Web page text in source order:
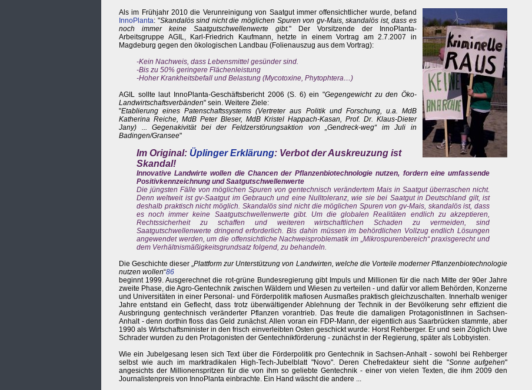
Als im Frühjahr 2010 die Verunreinigung von Saatgut immer offensichtlicher wurde, befand
InnoPlanta: "Skandalös sind nicht die möglichen Spuren von gv-Mais, skandalös ist, dass es
noch immer keine Saatgutschwellenwerte gibt." Der Vorsitzende der InnoPlanta-
Arbeitsgruppe AGIL, Karl-Friedrich Kaufmann, hetzte in einem Vortrag am 2.7.2007 in
Magdeburg gegen den ökologischen Landbau (Folienauszug aus dem Vortrag):
-Kein Nachweis, dass Lebensmittel gesünder sind.
-Bis zu 50% geringere Flächenleistung
-Hoher Krankheitsbefall und Belastung (Mycotoxine, Phytophtera…)
AGIL sollte laut InnoPlanta-Geschäftsbericht 2006 (S. 6) ein "Gegengewicht zu den Öko-
Landwirtschaftsverbänden" sein. Weitere Ziele:
"Etablierung eines Patenschaftssystems (Vertreter aus Politik und Forschung, u.a. MdB
Katherina Reiche, MdB Peter Bleser, MdB Kristel Happach-Kasan, Prof. Dr. Klaus-Dieter
Jany) ... Gegenakivität bei der Feldzerstörungsaktion von „Gendreck-weg“ im Juli in
Badingen/Gransee"
Im Original: Üplinger Erklärung: Verbot der Auskreuzung ist
Skandal!
Innovative Landwirte wollen die Chancen der Pflanzenbiotechnologie nutzen, fordern eine umfassende
Positivkennzeichnung und Saatgutschwellenwerte
Die jüngsten Fälle von möglichen Spuren von gentechnisch verändertem Mais in Saatgut überraschen nicht.
Denn weltweit ist gv-Saatgut im Gebrauch und eine Nulltoleranz, wie sie bei Saatgut in Deutschland gilt, ist
deshalb praktisch nicht möglich. Skandalös sind nicht die möglichen Spuren von gv-Mais, skandalös ist, dass
es noch immer keine Saatgutschwellenwerte gibt. Um die globalen Realitäten endlich zu akzeptieren,
Rechtssicherheit zu schaffen und weiteren wirtschaftlichen Schaden zu vermeiden, sind
Saatgutschwellenwerte dringend erforderlich. Bis dahin müssen im behördlichen Vollzug endlich Lösungen
angewendet werden, um die offensichtliche Nachweisproblematik im „Mikrospurenbereich“ praxisgerecht und
dem Verhältnismäßigkeitsgrundsatz folgend, zu behandeln.
Die Geschichte dieser „Plattform zur Unterstützung von Landwirten, welche die Vorteile moderner Pflanzenbiotechnologie
nutzen wollen“86
beginnt 1999. Ausgerechnet die rot-grüne Bundesregierung gibt Impuls und Millionen für die nach Mitte der 90er Jahre
zweite Phase, die Agro-Gentechnik zwischen Wäldern und Wiesen zu verteilen - und dafür vor allem Behörden, Konzerne
und Universitäten in einer Personal- und Förderpolitik mafiosen Ausmaßes praktisch gleichzuschalten. Innerhalb weniger
Jahre entstand ein Geflecht, dass trotz überwältigender Ablehnung der Technik in der Bevölkerung sehr effizient die
Ausbringung gentechnisch veränderter Pflanzen vorantrieb. Das freute die damaligen ProtagonistInnen in Sachsen-
Anhalt - denn dorthin floss das Geld zunächst. Allen voran ein FDP-Mann, der eigentlich aus Saarbrücken stammte, aber
1990 als Wirtschaftsminister in den frisch einverleibten Osten geschickt wurde: Horst Rehberger. Er und sein Zöglich Uwe
Schrader wurden zu den Protagonisten der Gentechnikförderung - zunächst in der Regierung, später als Lobbyisten.
Wie ein Jubelgesang lesen sich Text über die Förderpolitik pro Gentechnik in Sachsen-Anhalt - sowohl bei Rehberger
selbst wie auch im marktradikalen High-Tech-Jubelblatt "Novo". Deren Chefredakteur sieht die "Sonne aufgehen"
angesichts der Millionenspritzen für die von ihm so geliebte Gentechnik - einer von vielen Texten, die ihm 2009 den
Journalistenpreis von InnoPlanta einbrachte. Ein Hand wäscht die andere ...